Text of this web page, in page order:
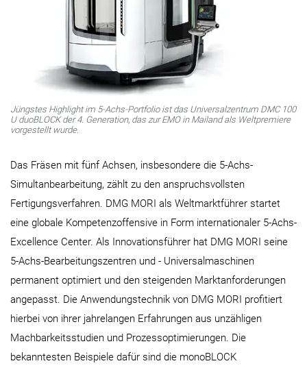
Jüngstes Highlight im 5-Achs-Portfolio ist das Universalzentrum DMC 100
U duoBLOCK der 4. Generation, das zur EMO in Mailand als Weltpremiere
vorgestellt wurde.
Das Fräsen mit fünf Achsen, insbesondere die 5-Achs-
Simultanbearbeitung, zählt zu den anspruchsvollsten
Fertigungsverfahren. DMG MORI als Weltmarktführer startet
eine globale Kompetenzoffensive in Form internationaler 5-Achs-
Excellence Center. Als Innovationsführer hat DMG MORI seine
5-Achs-Bearbeitungszentren und - Universalmaschinen
permanent optimiert und den steigenden Marktanforderungen
angepasst. Die Anwendungstechnik von DMG MORI profitiert
hierbei von ihrer jahrelangen Erfahrungen aus unzähligen
Machbarkeitsstudien und Prozessoptimierungen. Die
bekanntesten Beispiele dafür sind die monoBLOCK